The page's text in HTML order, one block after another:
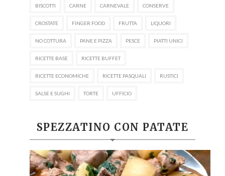
BISCOTTI CARNE CARNEVALE CONSERVE
CROSTATE FINGER FOOD FRUTTA LIQUORI
NO COTTURA PANE E PIZZA PESCE PIATTI UNICI
RICETTE BASE RICETTE BUFFET
RICETTE ECONOMICHE RICETTE PASQUALI RUSTICI
SALSE E SUGHI TORTE UFFICIO
SPEZZATINO CON PATATE